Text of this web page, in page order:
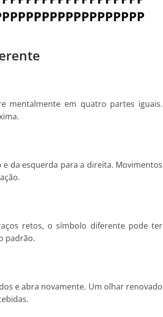
mentalmente em quatro partes iguais.
da esquerda para a direita. Movimentos
retos, o símbolo diferente pode ter
padrão.
e abra novamente. Um olhar renovado